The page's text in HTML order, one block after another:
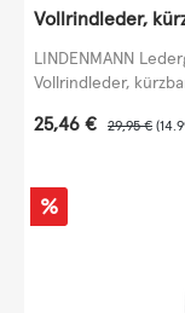
Vollrindleder,
LINDENMANN
Vollrindleder,
Verkaufspreis:
25,46 € Regulärer
29,95 €
Rabatt
%